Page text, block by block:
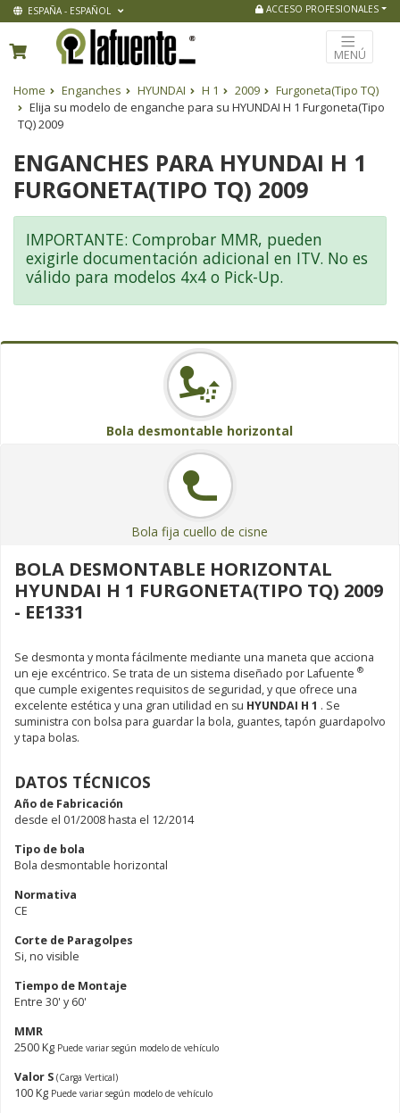
ESPAÑA - ESPAÑOL ACCESO PROFESIONALES
MENÚ
Home Enganches HYUNDAI H 1 2009
Furgoneta(Tipo TQ)
Elija su modelo de enganche para su HYUNDAI H 1 Furgoneta(Tipo
TQ) 2009
ENGANCHES PARA HYUNDAI H 1
FURGONETA(TIPO TQ) 2009
IMPORTANTE: Comprobar MMR, pueden
exigirle documentación adicional en ITV. No es
válido para modelos 4x4 o Pick-Up.
Bola desmontable horizontal
Bola fija cuello de cisne
BOLA DESMONTABLE HORIZONTAL
HYUNDAI H 1 FURGONETA(TIPO TQ) 2009
- EE1331
Se desmonta y monta fácilmente mediante una maneta que acciona
un eje excéntrico. Se trata de un sistema diseñado por Lafuente ®
que cumple exigentes requisitos de seguridad, y que ofrece una
excelente estética y una gran utilidad en su HYUNDAI H 1 . Se
suministra con bolsa para guardar la bola, guantes, tapón guardapolvo
y tapa bolas.
DATOS TÉCNICOS
Año de Fabricación
desde el 01/2008 hasta el 12/2014
Tipo de bola
Bola desmontable horizontal
Normativa
CE
Corte de Paragolpes
Si, no visible
Tiempo de Montaje
Entre 30' y 60'
MMR
2500 Kg Puede variar según modelo de vehículo
Valor S (Carga Vertical)
100 Kg Puede variar según modelo de vehículo